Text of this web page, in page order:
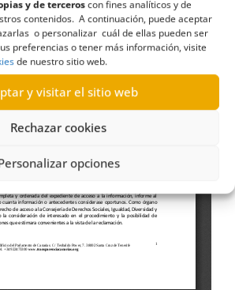
y de terceroscon fines analíticos y de
contenidos. A continuación, puede aceptar
o personalizar cuál de ellas pueden ser
preferencias o tener más información, visite
de nuestro sitio web.
y visitar el sitio web
Rechazar cookies
opciones